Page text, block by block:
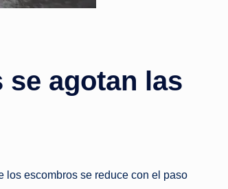
se agotan las
los escombros se reduce con el paso